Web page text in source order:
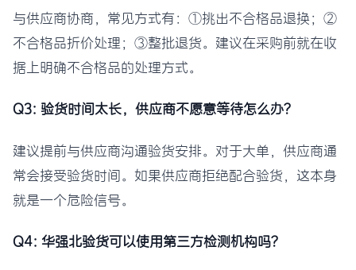
与供应商协商，常见方式有：①挑出不合格品退换；②
不合格品折价处理；③整批退货。建议在采购前就在收
据上明确不合格品的处理方式。
Q3: 验货时间太长，供应商不愿意等待怎么办？
建议提前与供应商沟通验货安排。对于大单，供应商通
常会接受验货时间。如果供应商拒绝配合验货，这本身
就是一个危险信号。
Q4: 华强北验货可以使用第三方检测机构吗？